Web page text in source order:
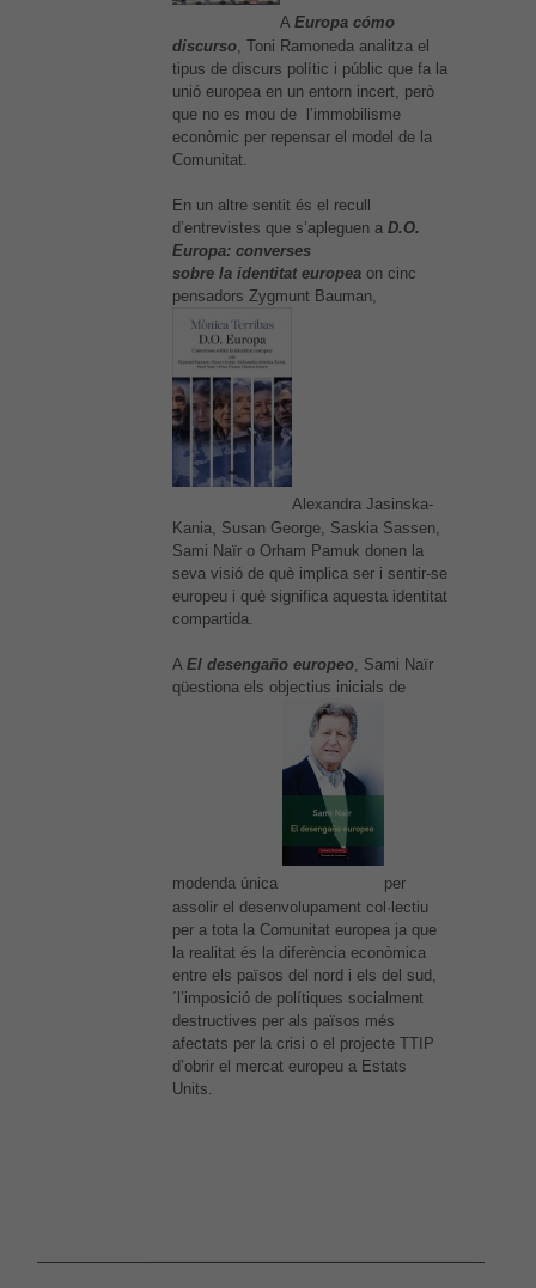
A Europa cómo
discurso, Toni Ramoneda analitza el
tipus de discurs polític i públic que fa la
unió europea en un entorn incert, però
que no es mou de l’immobilisme
econòmic per repensar el model de la
Comunitat.
En un altre sentit és el recull
d’entrevistes que s’apleguen a D.O.
Europa: converses
sobre la identitat europeaon cinc
pensadors Zygmunt Bauman,
Alexandra Jasinska-
Kania, Susan George, Saskia Sassen,
Sami Naïr o Orham Pamuk donen la
seva visió de què implica ser i sentir-se
europeu i què significa aquesta identitat
compartida.
A El desengaño europeo, Sami Naïr
qüestiona els objectius inicials de
modenda única
per
assolir el desenvolupament col·lectiu
per a tota la Comunitat europea ja que
la realitat és la diferència econòmica
entre els països del nord i els del sud,
´l’imposició de polítiques socialment
destructives per als països més
afectats per la crisi o el projecte TTIP
d’obrir el mercat europeu a Estats
Units.
Aquestes
cookies no
són
opcionals,
són
necessàries
per al bon
funcionament
web.
Estadístiques
Per a millorar
la nostra web
necessitem
aquestes
cookies.